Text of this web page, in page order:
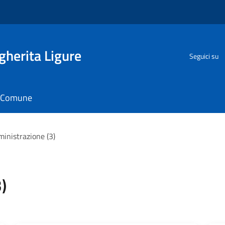
Ligure Seguici su
(3)